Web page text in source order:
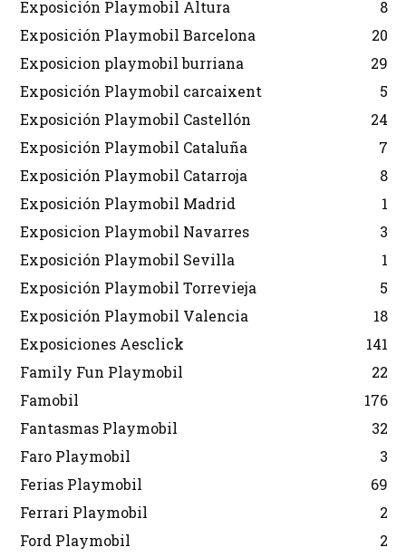
Exposición Playmobil Altura
8
Exposición Playmobil Barcelona
20
Exposicion playmobil burriana
29
Exposición Playmobil carcaixent
5
Exposición Playmobil Castellón
24
Exposición Playmobil Cataluña
7
Exposición Playmobil Catarroja
8
Exposición Playmobil Madrid
1
Exposicion Playmobil Navarres
3
Exposición Playmobil Sevilla
1
Exposición Playmobil Torrevieja
5
Exposición Playmobil Valencia
18
Exposiciones Aesclick
141
Family Fun Playmobil
22
Famobil
176
Fantasmas Playmobil
32
Faro Playmobil
3
Ferias Playmobil
69
Ferrari Playmobil
2
Ford Playmobil
2